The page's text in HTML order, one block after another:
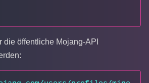
die öffentliche Mojang-API